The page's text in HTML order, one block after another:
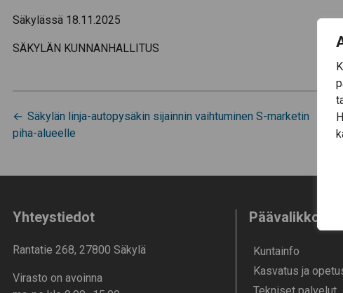
Säkylässä 18.11.2025
SÄKYLÄN KUNNANHALLITUS
Artikkelien
Säkylän linja-autopysäkin sijainnin vaihtuminen S-marketin
piha-alueelle
Yhteystiedot
Rantatie 268, 27800 Säkylä
Virasto on avoinna
Päävalikko
Kunta­info
Kasvatus ja